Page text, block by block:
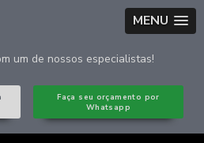
MENU
um de nossos especialistas!
Faça seu orçamento por
Whatsapp